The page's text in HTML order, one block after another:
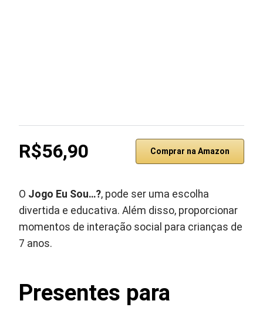
R$56,90 Comprar na Amazon
O Jogo Eu Sou…?, pode ser uma escolha
divertida e educativa. Além disso, proporcionar
momentos de interação social para crianças de
7 anos.
Presentes para